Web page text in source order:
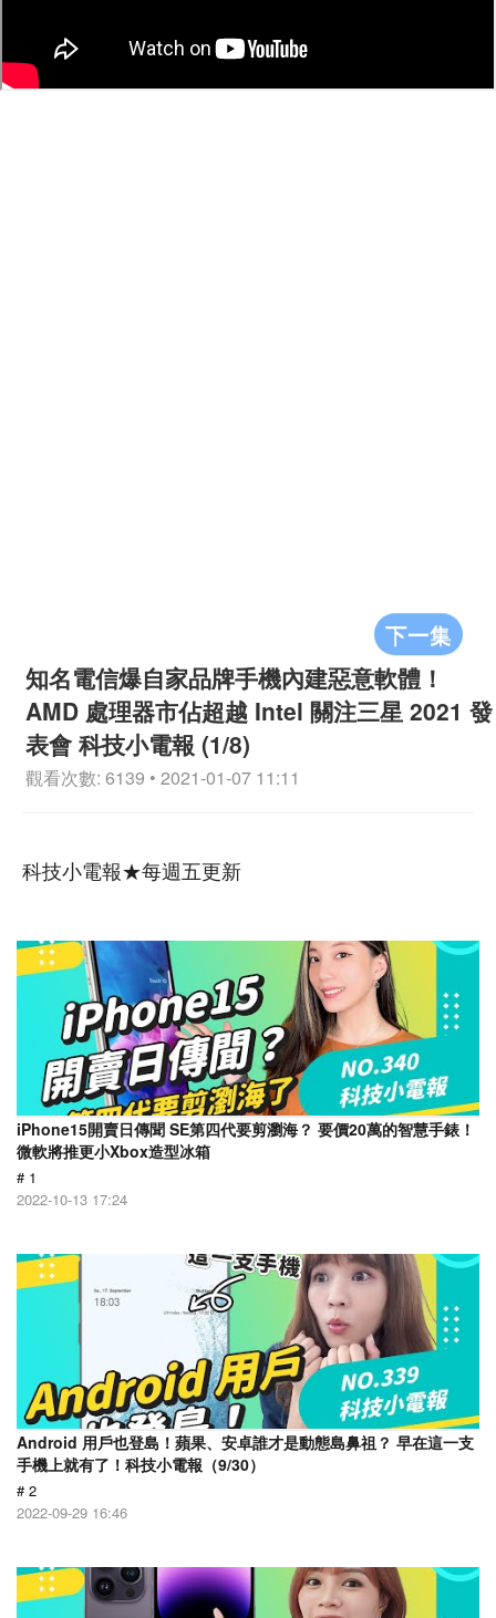
下一集
知名電信爆自家品牌手機內建惡意軟體！
AMD 處理器市佔超越 Intel 關注三星 2021 發
表會 科技小電報 (1/8)
觀看次數: 6139 • 2021-01-07 11:11
科技小電報★每週五更新
iPhone15開賣日傳聞 SE第四代要剪瀏海？ 要價20萬的智慧手錶！
微軟將推更小Xbox造型冰箱
# 1
2022-10-13 17:24
Android 用戶也登島！蘋果、安卓誰才是動態島鼻祖？ 早在這一支
手機上就有了！科技小電報（9/30）
# 2
2022-09-29 16:46